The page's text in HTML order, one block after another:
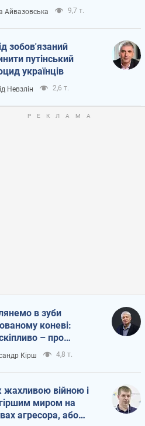
Айвазовська 9,7 т.
зобов'язаний
путінський
українців
Невзлін 2,6 т.
в зуби
коневі:
– про
Україні
Кірш 4,8 т.
жахливою війною і
миром на
агресора, або